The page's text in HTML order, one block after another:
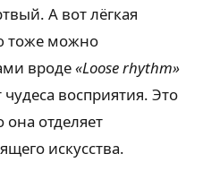
А вот лёгкая
тоже можно
вроде«Loose rhythm»
чудеса восприятия. Это
отделяет
искусства.